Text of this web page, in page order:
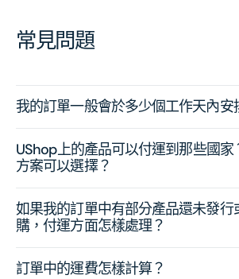
常見問題
我的訂單一般會於多少個工作天內安
UShop上的產品可以付運到那些國家
方案可以選擇？
如果我的訂單中有部分產品還未發行
購，付運方面怎樣處理？
訂單中的運費怎樣計算？